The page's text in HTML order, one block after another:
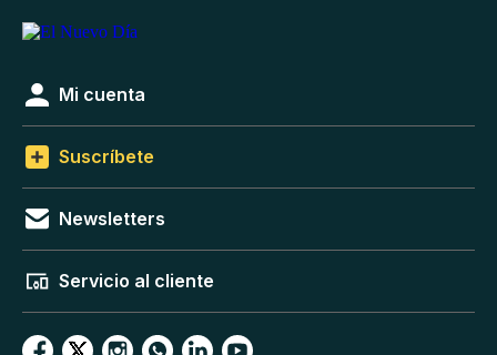
Mi cuenta
Suscríbete
Newsletters
Servicio al cliente